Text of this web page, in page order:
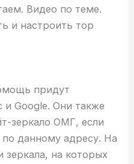
Видео по теме.
и настроить тор
придут
и Google. Они также
зеркало ОМГ, если
данному адресу. На
зеркала, на которых